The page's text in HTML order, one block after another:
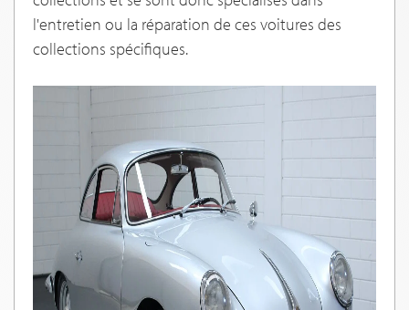
l'entretien ou la réparation de ces voitures des
collections spécifiques.